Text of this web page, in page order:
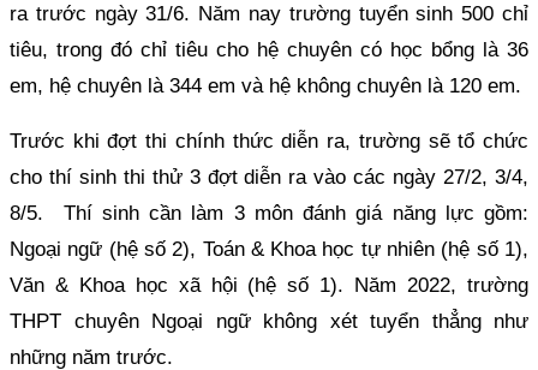
ra trước ngày 31/6. Năm nay trường tuyển sinh 500 chỉ
tiêu, trong đó chỉ tiêu cho hệ chuyên có học bổng là 36
em, hệ chuyên là 344 em và hệ không chuyên là 120 em.
Trước khi đợt thi chính thức diễn ra, trường sẽ tổ chức
cho thí sinh thi thử 3 đợt diễn ra vào các ngày 27/2, 3/4,
8/5. Thí sinh cần làm 3 môn đánh giá năng lực gồm:
Ngoại ngữ (hệ số 2), Toán & Khoa học tự nhiên (hệ số 1),
Văn & Khoa học xã hội (hệ số 1). Năm 2022, trường
THPT chuyên Ngoại ngữ không xét tuyển thẳng như
những năm trước.